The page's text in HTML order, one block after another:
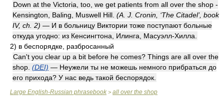
Down at the Victoria, too, we get patients from all over the shop -
Kensington, Baling, Muswell Hill. (A. J. Cronin, ‘The Citadel’, book
IV, ch. 2) — И в больницу Виктории тоже поступают больные
откуда угодно: из Кенсингтона, Илинга, Масуэлл-Хилла.
2) в беспорядке, разбросанный
Can't you clear up a bit before he comes? Things are all over the
shop. (DEI) — Неужели ты не можешь немного прибраться до
его прихода? У нас ведь такой беспорядок.
Large English-Russian phrasebook > all over the shop